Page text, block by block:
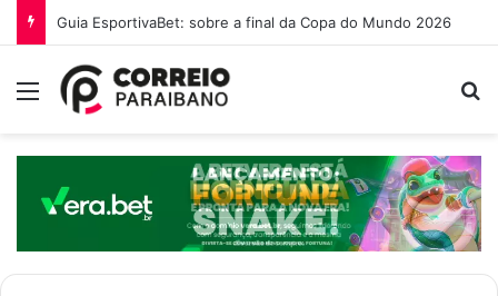
O que é a Ebinex e por que traders brasileiros estão migrando para ela em 2026
Menu